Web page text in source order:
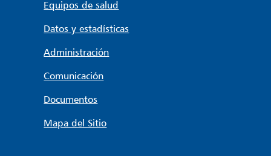
Equipos de salud
Datos y estadísticas
Administración
Comunicación
Documentos
Mapa del Sitio